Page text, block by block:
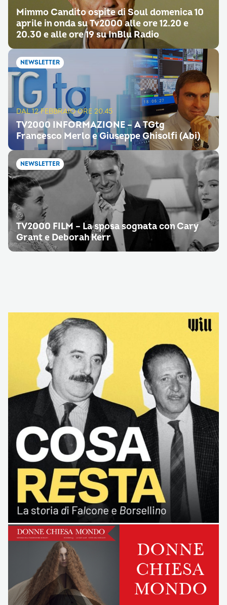
Mimmo Candito ospite di Soul domenica 10
aprile in onda su Tv2000 alle ore 12.20 e
20.30 e alle ore 19 su InBlu Radio
NEWSLETTER
DAL 12 FEBBRAIO ORE 20.45
TV2000 INFORMAZIONE – A TGtg
Francesco Merlo e Giuseppe Ghisolfi (Abi)
NEWSLETTER
TV2000 FILM – La sposa sognata con Cary
Grant e Deborah Kerr